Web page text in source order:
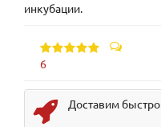
инкубации.
6
Доставим быстро